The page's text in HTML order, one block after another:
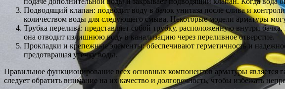
Подводящий клапан: подводит воду в бачок унитаза после слива и
количеством воды для следующего смыва. Некоторые модели арматуры
Трубка перелива: представляет собой трубку, расположенную внутри
она отводит излишнюю воду в канализацию через переливное отверстие.
Прокладки и крепежные элементы: обеспечивают герметичность и
предотвращая утечку воды.
Правильное функционирование всех основных компонентов арматуры
следует обратить внимание на их качество и долговечность, чтобы избежать